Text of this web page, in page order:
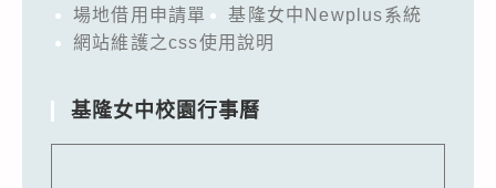
場地借用申請單
基隆女中Newplus系統
網站維護之css使用說明
基隆女中校園行事曆